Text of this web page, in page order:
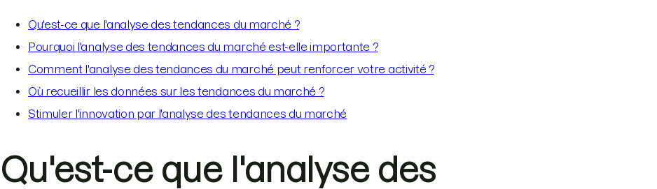
Qu'est-ce que l'analyse des tendances du marché ?
Pourquoi l'analyse des tendances du marché est-elle importante ?
Comment l'analyse des tendances du marché peut renforcer votre activité ?
Où recueillir les données sur les tendances du marché ?
Stimuler l'innovation par l'analyse des tendances du marché
Qu'est-ce que l'analyse des